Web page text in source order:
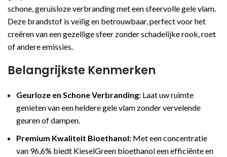
schone, geruisloze verbranding met een sfeervolle gele vlam.
Deze brandstof is veilig en betrouwbaar, perfect voor het
creëren van een gezellige sfeer zonder schadelijke rook, roet
of andere emissies.
Belangrijkste Kenmerken
Geurloze en Schone Verbranding: Laat uw ruimte
genieten van een heldere gele vlam zonder vervelende
geuren of dampen.
Premium Kwaliteit Bioethanol: Met een concentratie
van 96,6% biedt KieselGreen bioethanol een efficiënte en